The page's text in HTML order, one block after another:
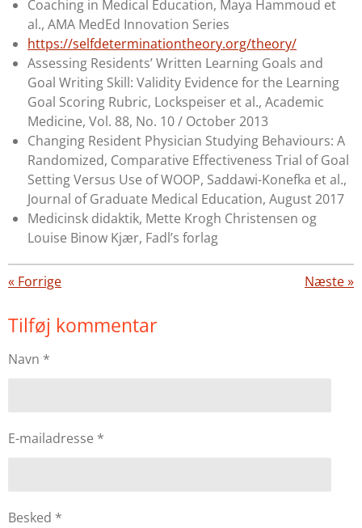
Coaching in Medical Education, Maya Hammoud et
al., AMA MedEd Innovation Series
https://selfdeterminationtheory.org/theory/
Assessing Residents’ Written Learning Goals and
Goal Writing Skill: Validity Evidence for the Learning
Goal Scoring Rubric, Lockspeiser et al., Academic
Medicine, Vol. 88, No. 10 / October 2013
Changing Resident Physician Studying Behaviours: A
Randomized, Comparative Effectiveness Trial of Goal
Setting Versus Use of WOOP, Saddawi-Konefka et al.,
Journal of Graduate Medical Education, August 2017
Medicinsk didaktik, Mette Krogh Christensen og
Louise Binow Kjær, Fadl’s forlag
« Forrige Næste»
Tilføj kommentar
Navn *
E-mailadresse *
Besked *